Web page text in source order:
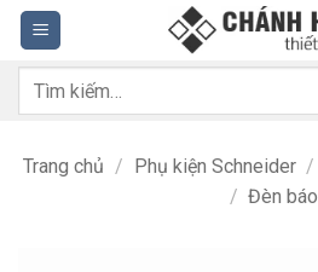
Bỏ
qua
nội
dung
Tìm
Trang chủ / Phụ kiện Schneider /
/ Đèn báo